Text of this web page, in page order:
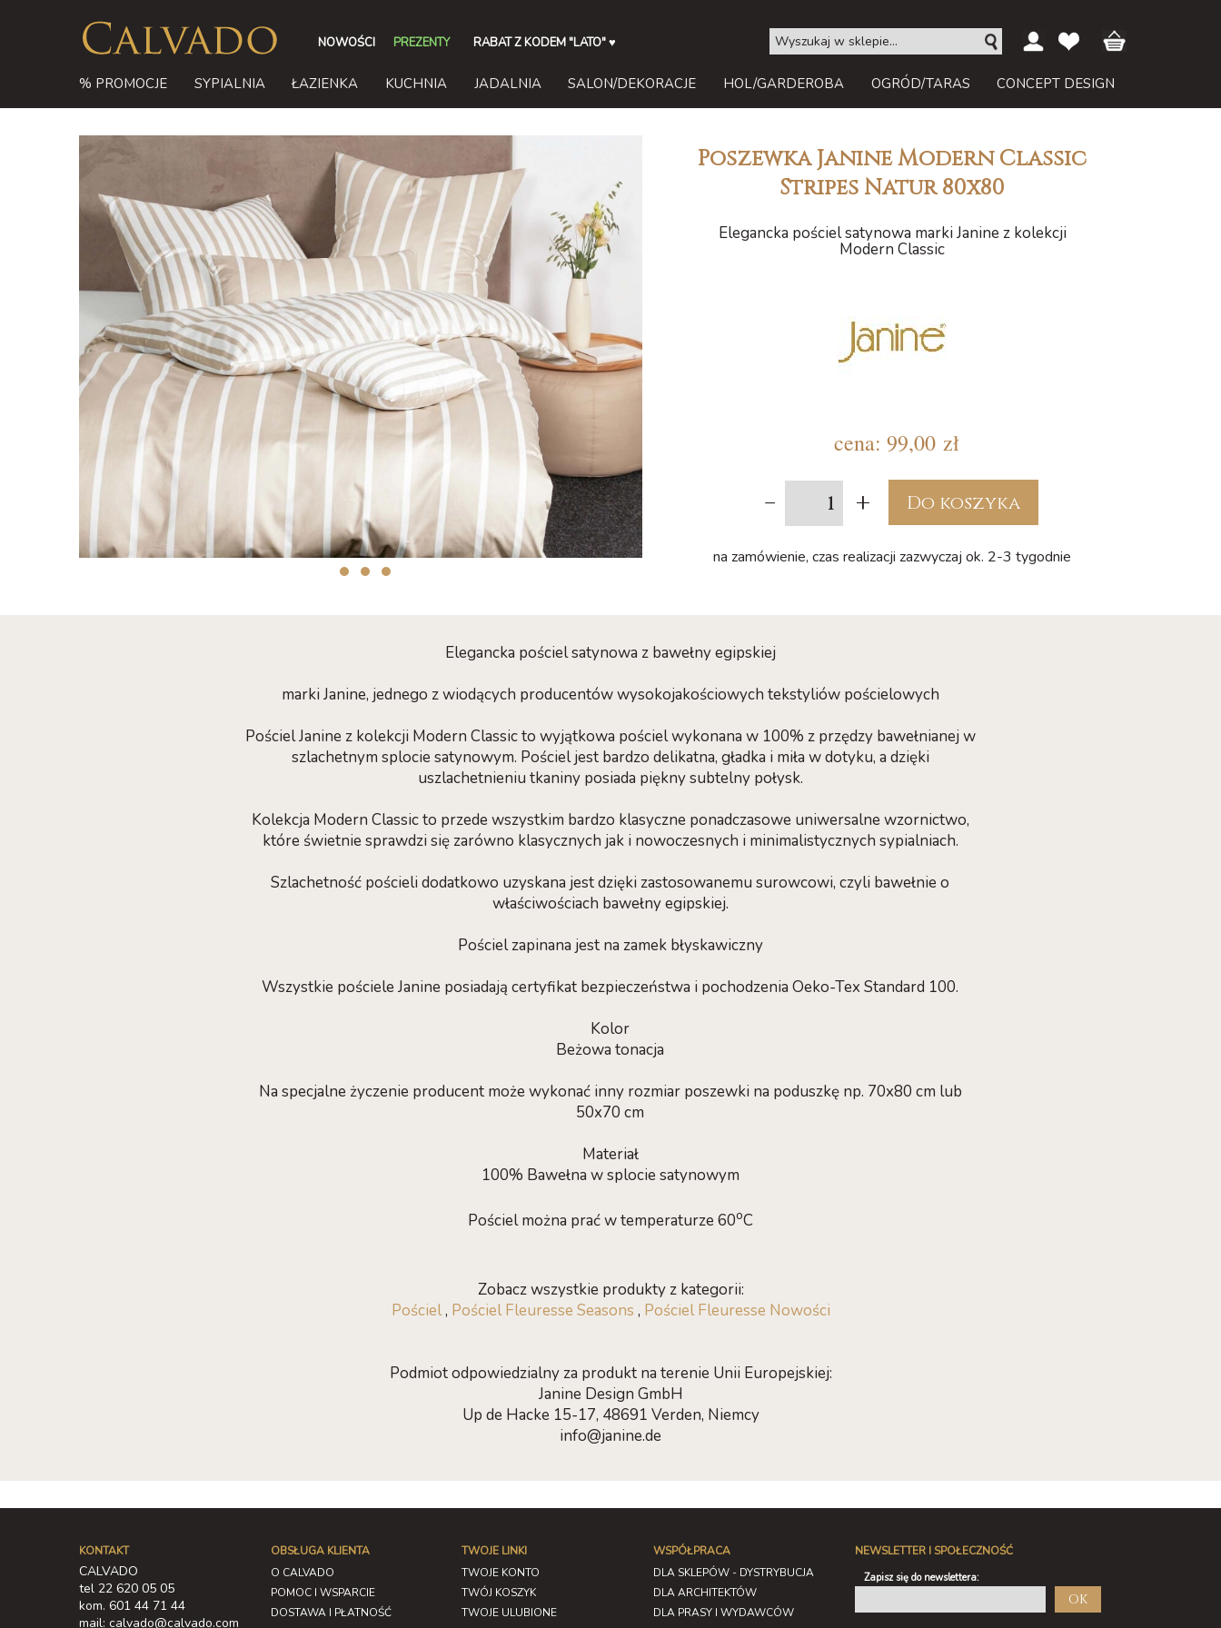
NOWOŚCI PREZENTY RABAT Z KODEM "LATO"♥
% PROMOCJE SYPIALNIA ŁAZIENKA KUCHNIA JADALNIA SALON/DEKORACJE HOL/GARDEROBA OGRÓD/TARAS CONCEPT DESIGN
Poszewka Janine Modern Classic
Stripes Natur 80x80
Elegancka pościel satynowa marki Janine z kolekcji
Modern Classic
cena:99,00 zł
- + Do koszyka
na zamówienie, czas realizacji zazwyczaj ok. 2-3 tygodnie
Elegancka pościel satynowa z bawełny egipskiej
marki Janine, jednego z wiodących producentów wysokojakościowych tekstyliów pościelowych
Pościel Janine z kolekcji Modern Classic to wyjątkowa pościel wykonana w 100% z przędzy bawełnianej w
szlachetnym splocie satynowym. Pościel jest bardzo delikatna, gładka i miła w dotyku, a dzięki
uszlachetnieniu tkaniny posiada piękny subtelny połysk.
Kolekcja Modern Classic to przede wszystkim bardzo klasyczne ponadczasowe uniwersalne wzornictwo,
które świetnie sprawdzi się zarówno klasycznych jak i nowoczesnych i minimalistycznych sypialniach.
Szlachetność pościeli dodatkowo uzyskana jest dzięki zastosowanemu surowcowi, czyli bawełnie o
właściwościach bawełny egipskiej.
Pościel zapinana jest na zamek błyskawiczny
Wszystkie pościele Janine posiadają certyfikat bezpieczeństwa i pochodzenia Oeko-Tex Standard 100.
Kolor
Beżowa tonacja
Na specjalne życzenie producent może wykonać inny rozmiar poszewki na poduszkę np. 70x80 cm lub
50x70 cm
Materiał
100% Bawełna w splocie satynowym
Pościel można prać w temperaturze 60oC
Zobacz wszystkie produkty z kategorii:
Pościel, Pościel Fleuresse Seasons , Pościel Fleuresse Nowości
Podmiot odpowiedzialny za produkt na terenie Unii Europejskiej:
Janine Design GmbH
Up de Hacke 15-17, 48691 Verden, Niemcy
info@janine.de
KONTAKT
CALVADO
tel 22 620 05 05
kom. 601 44 71 44
mail: calvado@calvado.com
OBSŁUGA KLIENTA
O CALVADO
POMOC I WSPARCIE
DOSTAWA I PŁATNOŚĆ
TWOJE LINKI
TWOJE KONTO
TWÓJ KOSZYK
TWOJE ULUBIONE
WSPÓŁPRACA
DLA SKLEPÓW - DYSTRYBUCJA
DLA ARCHITEKTÓW
DLA PRASY I WYDAWCÓW
NEWSLETTER I SPOŁECZNOŚĆ
Zapisz się do newslettera:
OK